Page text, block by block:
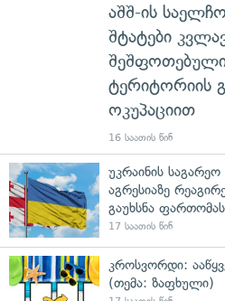
აშშ-ის
შტატები
ტერიტორიის
ოკუპაციით
16 საათის წინ
უკრაინის
აგრესიაზე
გაუხსნა
17 საათის წინ
კროსვორდი:
(თემა: ზაფხული)